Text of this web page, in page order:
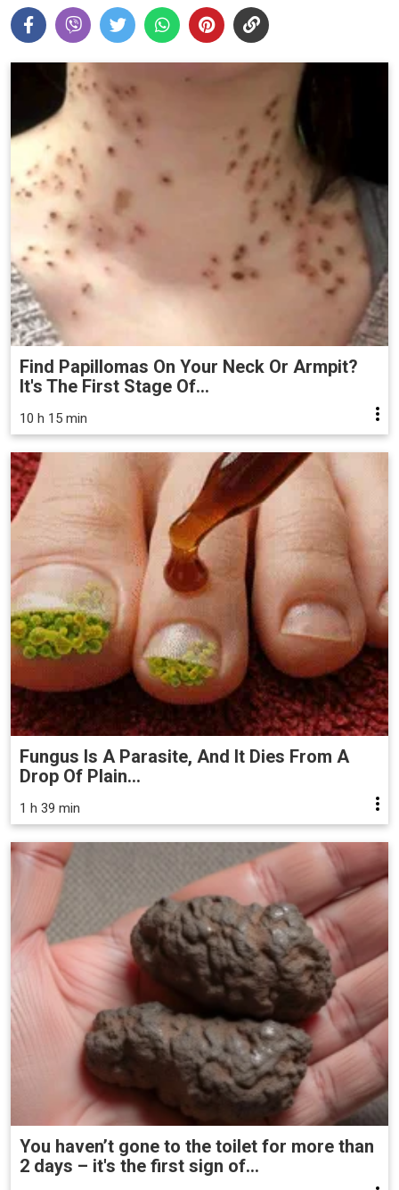
Find Papillomas On Your Neck Or Armpit?
It's The First Stage Of...
10 h 15 min
Fungus Is A Parasite, And It Dies From A
Drop Of Plain...
1 h 39 min
You haven’t gone to the toilet for more than
2 days – it's the first sign of...